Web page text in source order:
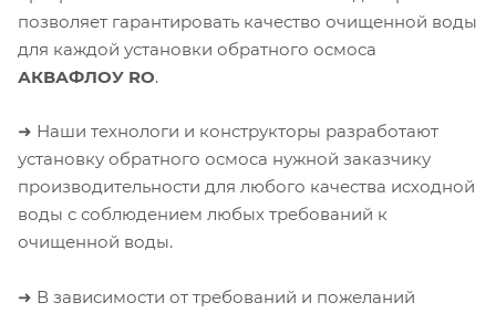
позволяет гарантировать качество очищенной воды
для каждой установки обратного осмоса
АКВАФЛОУ RO.
➜ Наши технологи и конструкторы разработают
установку обратного осмоса нужной заказчику
производительности для любого качества исходной
воды с соблюдением любых требований к
очищенной воды.
➜ В зависимости от требований и пожеланий